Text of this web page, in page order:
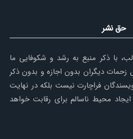
حق نشر
با ذکر منبع به رشد و شکوفایی ما
دیگران بدون اجازه و بدون ذکر
فراچارت نیست بلکه در نهایت
محیط ناسالم برای رقابت خواهد